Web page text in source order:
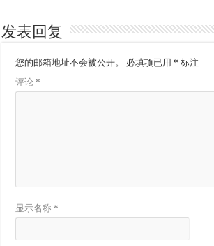
发表回复
您的邮箱地址不会被公开。 必填项已用* 标注
评论*
显示名称*